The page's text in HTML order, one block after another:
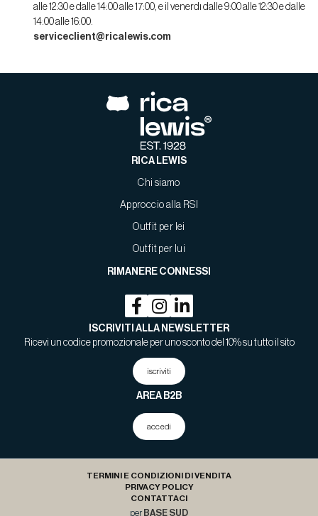
alle 12:30 e dalle 14:00 alle 17:00, e il venerdì dalle 9:00 alle 12:30 e dalle
14:00 alle 16:00.
serviceclient@ricalewis.com
RICA LEWIS
Chi siamo
Approccio alla RSI
Outfit per lei
Outfit per lui
RIMANERE CONNESSI
ISCRIVITI ALLA NEWSLETTER
Ricevi un codice promozionale per uno sconto del 10% su tutto il sito
iscriviti
AREA B2B
accedi
TERMINI E CONDIZIONI DI VENDITA
PRIVACY POLICY
CONTATTACI
per BASE SUD